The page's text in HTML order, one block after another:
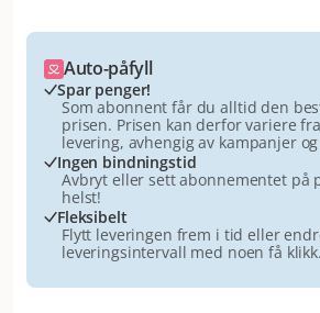
Auto-påfyll
Spar penger!
Som abonnent får du alltid den
prisen. Prisen kan derfor variere
levering, avhengig av kampanjer
Ingen bindningstid
Avbryt eller sett abonnementet på
helst!
Fleksibelt
Flytt leveringen frem i tid eller
leveringsintervall med noen få klikk.